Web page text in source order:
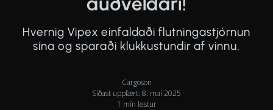
Hvernig Vipex einfaldaði flutningastjórnun
sína og sparaði klukkustundir af vinnu.
Cargoson
Síðast uppfært: 8. maí 2025
1 mín lestur